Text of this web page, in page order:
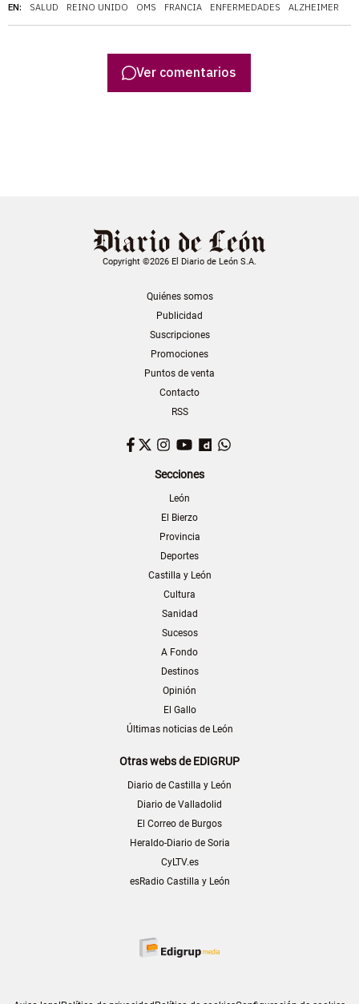
EN: SALUD REINO UNIDO OMS FRANCIA ENFERMEDADES ALZHEIMER
Ver comentarios
Copyright ©2026 El Diario de León S.A.
Quiénes somos
Publicidad
Suscripciones
Promociones
Puntos de venta
Contacto
RSS
Facebook
TwitterInstagram
YouTubeDailymotion
Secciones
León
El Bierzo
Provincia
Deportes
Castilla y León
Cultura
Sanidad
Sucesos
A Fondo
Destinos
Opinión
El Gallo
Últimas noticias de León
Otras webs de EDIGRUP
Diario de Castilla y León
Diario de Valladolid
El Correo de Burgos
Heraldo-Diario de Soria
CyLTV.es
esRadio Castilla y León